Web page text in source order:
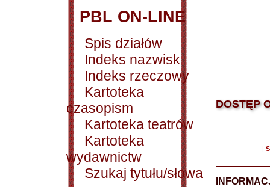
PBL ON-LINE
Spis działów
Indeks nazwisk
Indeks rzeczowy
Kartoteka
czasopism
Kartoteka teatrów
Kartoteka
wydawnictw
Szukaj tytułu/słowa
DOSTĘP
|